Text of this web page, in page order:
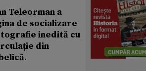
Teleorman a
de socializare
inedită cu
din